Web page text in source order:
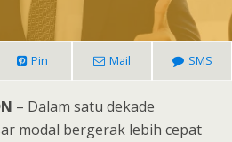
Pin Mail SMS
– Dalam satu dekade
modal bergerak lebih cepat